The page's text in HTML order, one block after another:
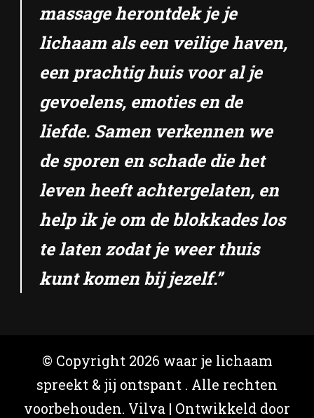
massage herontdek je je
lichaam als een veilige haven,
een prachtig huis voor al je
gevoelens, emoties en de
liefde. Samen verkennen we
de sporen en schade die het
leven heeft achtergelaten, en
help ik je om de blokkades los
te laten zodat je weer thuis
kunt komen bij jezelf.”
© Copyright 2026 waar je lichaam
spreekt & jij ontspant . Alle rechten
voorbehouden. Vilva | Ontwikkeld door